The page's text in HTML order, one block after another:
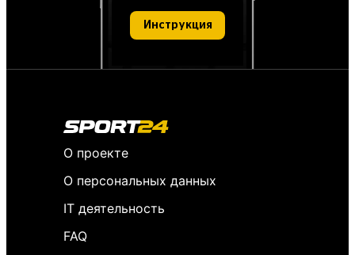
Инструкция
О проекте
О персональных данных
IT деятельность
FAQ